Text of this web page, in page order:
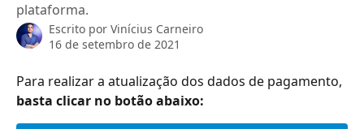
plataforma.
Escrito por Vinícius Carneiro
16 de setembro de 2021
Para realizar a atualização dos dados de pagamento,
basta clicar no botão abaixo: